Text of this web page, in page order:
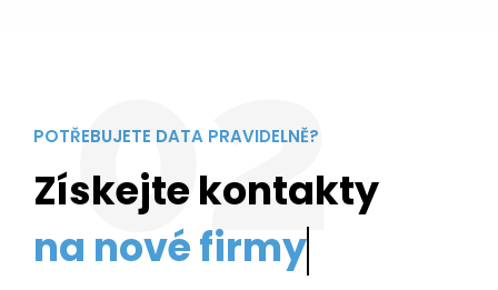
02
POTŘEBUJETE DATA PRAVIDELNĚ?
Získejte kontakty
V Datazille vám poskytneme kompletní data na
bezmála 3 miliony společností a živnostníků v